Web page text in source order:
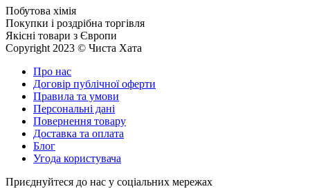
Побутова хімія
Покупки і роздрібна торгівля
Якісні товари з Європи
Copyright 2023 © Чиста Хата
Про нас
Договір публічної оферти
Правила та умови
Персональні дані
Повернення товару
Доставка та оплата
Блог
Угода користувача
Приєднуйтеся до нас у соціальних мережах